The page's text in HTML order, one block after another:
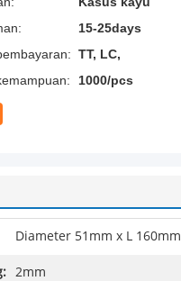
15-25days
TT, LC,
1000/pcs
Diameter 51mm x L 160mm
2mm